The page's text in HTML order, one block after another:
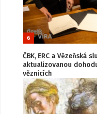
6
ČBK, ERC a Vězeňská
aktualizovanou
věznicích